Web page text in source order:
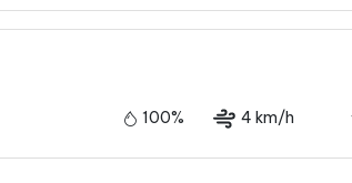
100% 4 km/h